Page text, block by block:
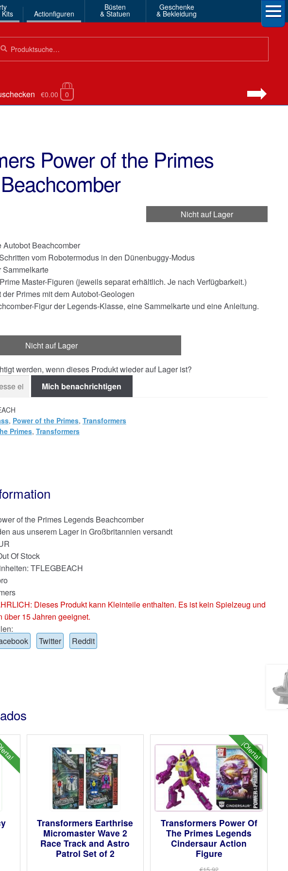
Kits Actionfiguren
Büsten
& Statuen
Geschenke
& Bekleidung
€0.00 0
Power of the Primes
Nicht auf Lager
Autobot Beachcomber
vom Robotermodus in den Dünenbuggy-Modus
Sammelkarte
Master-Figuren (jeweils separat erhältlich. Je nach Verfügbarkeit.)
Primes mit dem Autobot-Geologen
Figur der Legends-Klasse, eine Sammelkarte und eine Anleitung.
Nicht auf Lager
werden, wenn dieses Produkt wieder auf Lager ist?
Mich benachrichtigen
, Power of the Primes, Transformers
Primes, Transformers
of the Primes Legends Beachcomber
aus unserem Lager in Großbritannien versandt
Of Stock
TFLEGBEACH
Dieses Produkt kann Kleinteile enthalten. Es ist kein Spielzeug und
über 15 Jahren geeignet.
Twitter Reddit
Transformers Earthrise
Micromaster Wave 2
Race Track and Astro
Patrol Set of 2
¡Oferta!
Transformers Power Of
The Primes Legends
Cindersaur Action
Figure